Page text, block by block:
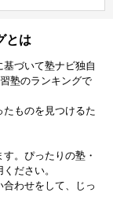
とは
づいて塾ナビ独自
塾のランキングで
ものを見つけるた
。ぴったりの塾・
ださい。
わせをして、じっ